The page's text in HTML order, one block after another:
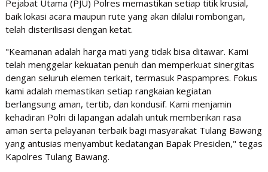
Pejabat Utama (PJU) Polres memastikan setiap titik krusial,
baik lokasi acara maupun rute yang akan dilalui rombongan,
telah disterilisasi dengan ketat.
"Keamanan adalah harga mati yang tidak bisa ditawar. Kami
telah menggelar kekuatan penuh dan memperkuat sinergitas
dengan seluruh elemen terkait, termasuk Paspampres. Fokus
kami adalah memastikan setiap rangkaian kegiatan
berlangsung aman, tertib, dan kondusif. Kami menjamin
kehadiran Polri di lapangan adalah untuk memberikan rasa
aman serta pelayanan terbaik bagi masyarakat Tulang Bawang
yang antusias menyambut kedatangan Bapak Presiden," tegas
Kapolres Tulang Bawang.